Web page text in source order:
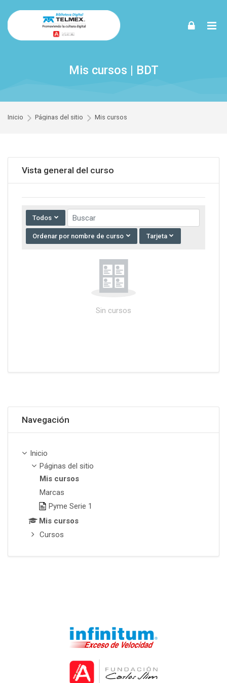
Mis cursos | BDT
Inicio Páginas del sitio Mis cursos
Vista general del curso
Todos Buscar cursos
Ordenar por nombre de curso Tarjeta
Sin cursos
Navegación
Inicio
Páginas del sitio
Mis cursos
Marcas
Pyme Serie 1
Mis cursos
Cursos